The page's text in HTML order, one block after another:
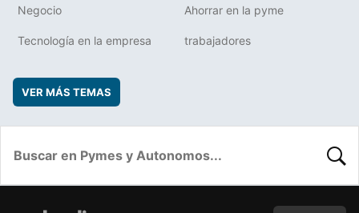
Negocio Ahorrar en la pyme
Tecnología en la empresa trabajadores
VER MÁS TEMAS